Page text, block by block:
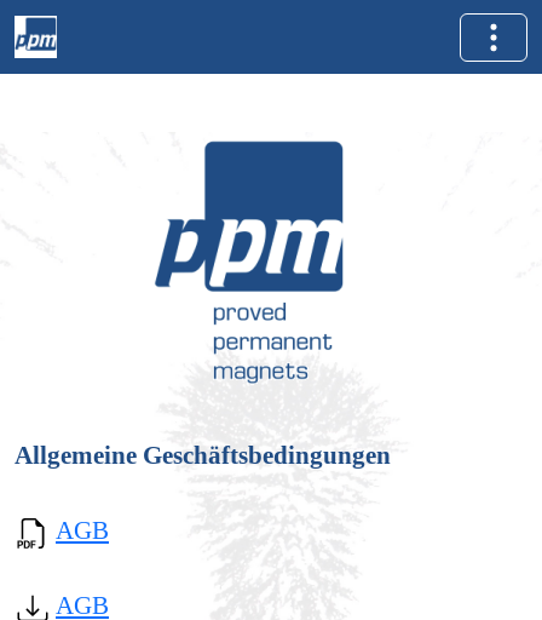
Allgemeine Geschäftsbedingungen
AGB
AGB